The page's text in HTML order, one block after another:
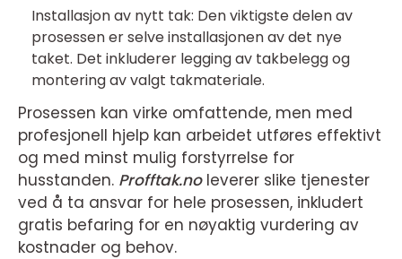
Installasjon av nytt tak: Den viktigste delen av
prosessen er selve installasjonen av det nye
taket. Det inkluderer legging av takbelegg og
montering av valgt takmateriale.
Prosessen kan virke omfattende, men med
profesjonell hjelp kan arbeidet utføres effektivt
og med minst mulig forstyrrelse for
husstanden. Profftak.noleverer slike tjenester
ved å ta ansvar for hele prosessen, inkludert
gratis befaring for en nøyaktig vurdering av
kostnader og behov.